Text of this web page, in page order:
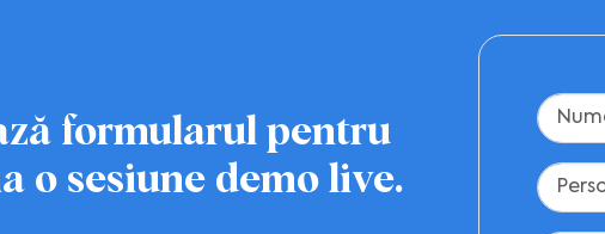
formularul pentru
o sesiune demo live.